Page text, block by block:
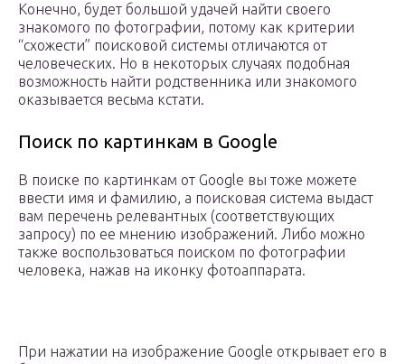
Конечно, будет большой удачей найти своего
знакомого по фотографии, потому как критерии
“схожести” поисковой системы отличаются от
человеческих. Но в некоторых случаях подобная
возможность найти родственника или знакомого
оказывается весьма кстати.
Поиск по картинкам в Google
В поиске по картинкам от Google вы тоже можете
ввести имя и фамилию, а поисковая система выдаст
вам перечень релевантных (соответствующих
запросу) по ее мнению изображений. Либо можно
также воспользоваться поиском по фотографии
человека, нажав на иконку фотоаппарата.
При нажатии на изображение Google открывает его в